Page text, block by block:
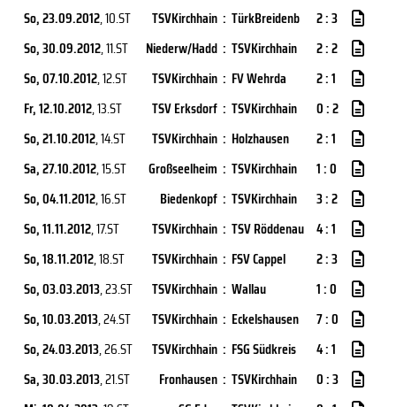
So, 23.09.2012, 10.ST TSVKirchhain : TürkBreidenb
2 : 3
So, 30.09.2012, 11.ST Niederw/Hadd : TSVKirchhain
2 : 2
So, 07.10.2012, 12.ST TSVKirchhain : FV Wehrda
2 : 1
Fr, 12.10.2012, 13.ST TSV Erksdorf : TSVKirchhain
0 : 2
So, 21.10.2012, 14.ST TSVKirchhain : Holzhausen
2 : 1
Sa, 27.10.2012, 15.ST Großseelheim : TSVKirchhain
1 : 0
So, 04.11.2012, 16.ST Biedenkopf : TSVKirchhain
3 : 2
So, 11.11.2012, 17.ST TSVKirchhain : TSV Röddenau 4 : 1
So, 18.11.2012, 18.ST TSVKirchhain : FSV Cappel
2 : 3
So, 03.03.2013, 23.ST TSVKirchhain : Wallau
1 : 0
So, 10.03.2013, 24.ST TSVKirchhain : Eckelshausen
7 : 0
So, 24.03.2013, 26.ST TSVKirchhain : FSG Südkreis
4 : 1
Sa, 30.03.2013, 21.ST Fronhausen : TSVKirchhain
0 : 3